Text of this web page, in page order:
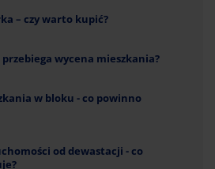
– czy warto kupić?
wycena mieszkania?
w bloku - co powinno
od dewastacji - co